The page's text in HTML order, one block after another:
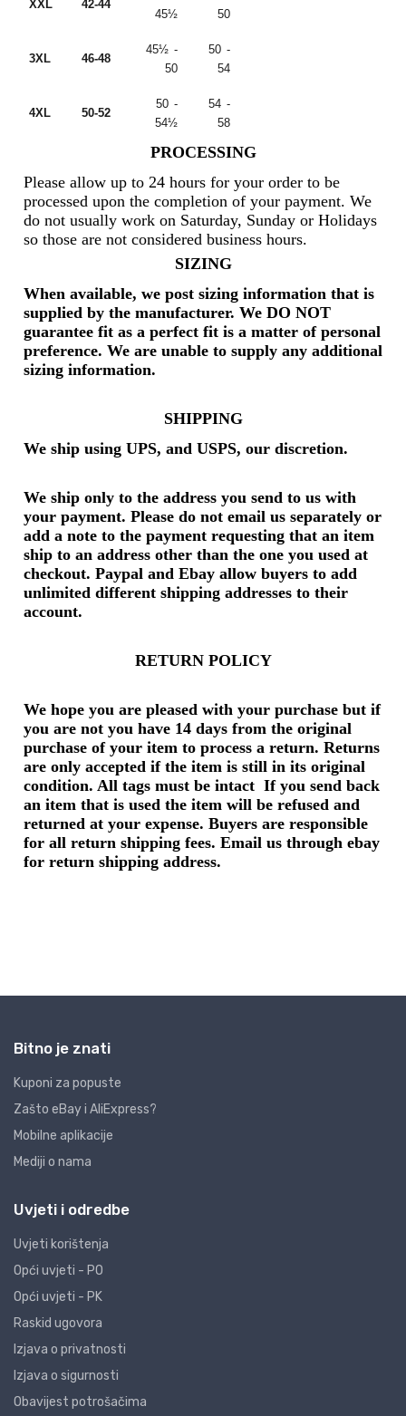
Bitno je znati
Kuponi za popuste
Zašto eBay i AliExpress?
Mobilne aplikacije
Mediji o nama
Uvjeti i odredbe
Uvjeti korištenja
Opći uvjeti - PO
Opći uvjeti - PK
Raskid ugovora
Izjava o privatnosti
Izjava o sigurnosti
Obavijest potrošačima